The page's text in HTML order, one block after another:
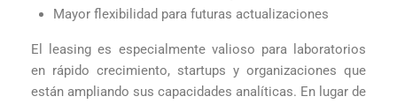
Mayor flexibilidad para futuras actualizaciones
El leasing es especialmente valioso para laboratorios
en rápido crecimiento, startups y organizaciones que
están ampliando sus capacidades analíticas. En lugar de